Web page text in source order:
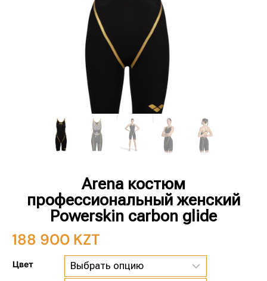
Arena костюм
профессиональный женский
Powerskin carbon glide
188 900 KZT
Цвет